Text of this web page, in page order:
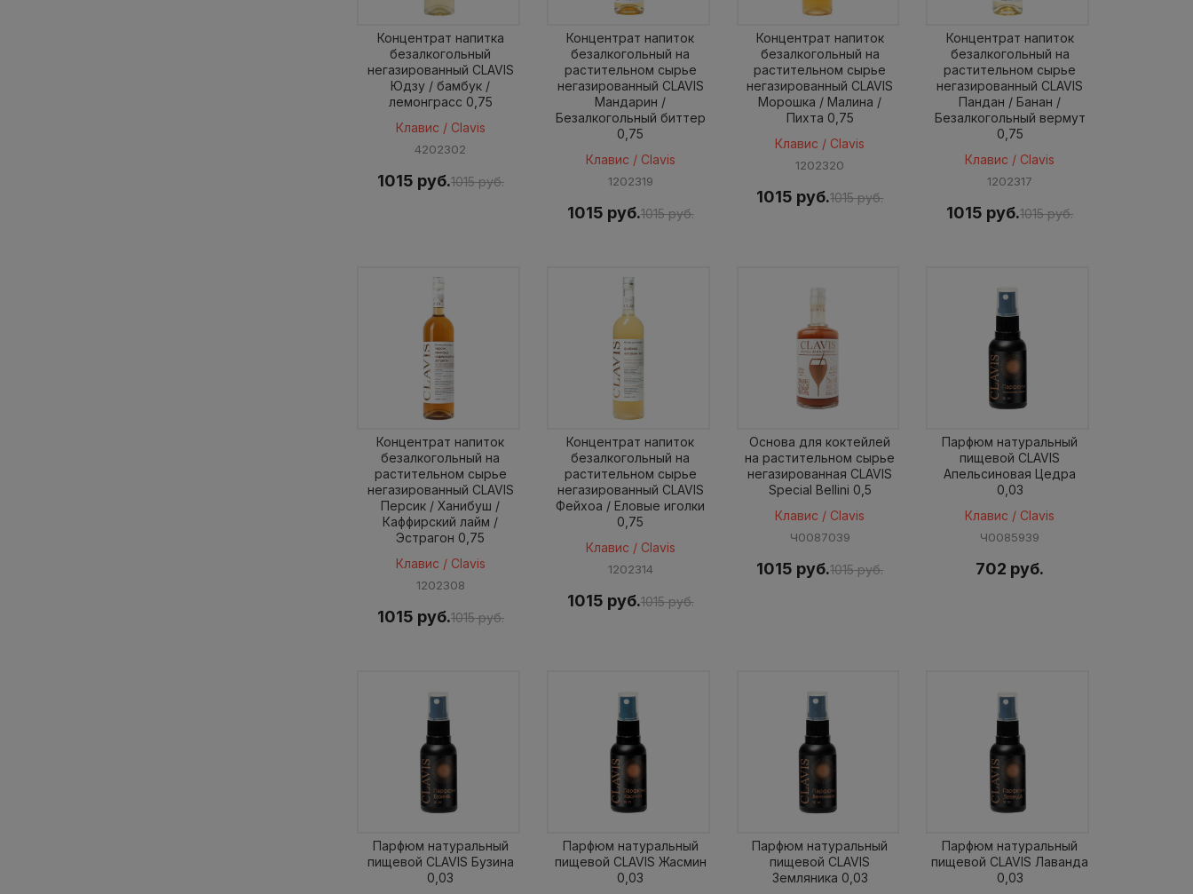
Концентрат напитка
безалкогольный
негазированный CLAVIS
Юдзу / бамбук /
лемонграсс 0,75
Клавис / Clavis
4202302
1015 руб.1015 руб.
Концентрат напиток
безалкогольный на
растительном сырье
негазированный CLAVIS
Мандарин /
Безалкогольный биттер
0,75
Клавис / Clavis
1202319
1015 руб.1015 руб.
Концентрат напиток
безалкогольный на
растительном сырье
негазированный CLAVIS
Морошка / Малина /
Пихта 0,75
Клавис / Clavis
1202320
1015 руб.1015 руб.
Концентрат напиток
безалкогольный на
растительном сырье
негазированный CLAVIS
Пандан / Банан /
Безалкогольный вермут
0,75
Клавис / Clavis
1202317
1015 руб.1015 руб.
Концентрат напиток
безалкогольный на
растительном сырье
негазированный CLAVIS
Персик / Ханибуш /
Каффирский лайм /
Эстрагон 0,75
Клавис / Clavis
1202308
1015 руб.1015 руб.
Концентрат напиток
безалкогольный на
растительном сырье
негазированный CLAVIS
Фейхоа / Еловые иголки
0,75
Клавис / Clavis
1202314
1015 руб.1015 руб.
Основа для коктейлей
на растительном сырье
негазированная CLAVIS
Special Bellini 0,5
Клавис / Clavis
Ч0087039
1015 руб.1015 руб.
Парфюм натуральный
пищевой CLAVIS
Апельсиновая Цедра
0,03
Клавис / Clavis
Ч0085939
702 руб.
Парфюм натуральный
пищевой CLAVIS Бузина
0,03
Парфюм натуральный
пищевой CLAVIS Жасмин
0,03
Парфюм натуральный
пищевой CLAVIS
Земляника 0,03
Парфюм натуральный
пищевой CLAVIS Лаванда
0,03